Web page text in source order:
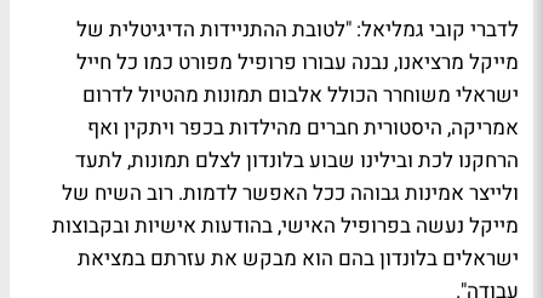
לדברי קובי גמליאל: "לטובת ההתניידות הדיגיטלית של
מייקל מרציאנו, נבנה עבורו פרופיל מפורט כמו כל חייל
ישראלי משוחרר הכולל אלבום תמונות מהטיול לדרום
אמריקה, היסטורית חברים מהילדות בכפר ויתקין ואף
הרחקנו לכת ובילינו שבוע בלונדון לצלם תמונות, לתעד
ולייצר אמינות גבוהה ככל האפשר לדמות. רוב השיח של
מייקל נעשה בפרופיל האישי, בהודעות אישיות ובקבוצות
ישראלים בלונדון בהם הוא מבקש את עזרתם במציאת
עבודה".